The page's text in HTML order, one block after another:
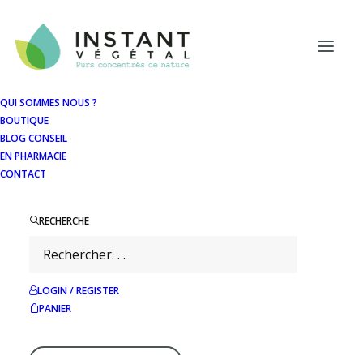
QUI SOMMES NOUS ?
BOUTIQUE
BLOG CONSEIL
EN PHARMACIE
CONTACT
RECHERCHE
LOGIN / REGISTER
PANIER